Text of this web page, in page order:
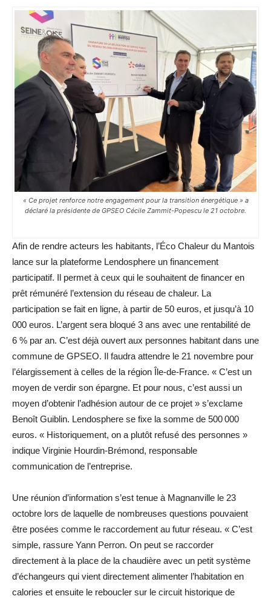
« Ce projet renforce notre engagement pour la transition énergétique » a
déclaré la présidente de GPSEO Cécile Zammit-Popescu le 21 octobre.
Afin de rendre acteurs les habitants, l’Éco Chaleur du Mantois
lance sur la plateforme Lendosphere un financement
participatif. Il permet à ceux qui le souhaitent de financer en
prêt rémunéré l’extension du réseau de chaleur. La
participation se fait en ligne, à partir de 50 euros, et jusqu’à 10
000 euros. L’argent sera bloqué 3 ans avec une rentabilité de
6 % par an. C’est déjà ouvert aux personnes habitant dans une
commune de GPSEO. Il faudra attendre le 21 novembre pour
l’élargissement à celles de la région Île-de-France. « C’est un
moyen de verdir son épargne. Et pour nous, c’est aussi un
moyen d’obtenir l’adhésion autour de ce projet » s’exclame
Benoît Guiblin. Lendosphere se fixe la somme de 500 000
euros. « Historiquement, on a plutôt refusé des personnes »
indique Virginie Hourdin-Brémond, responsable
communication de l’entreprise.
Une réunion d’information s’est tenue à Magnanville le 23
octobre lors de laquelle de nombreuses questions pouvaient
être posées comme le raccordement au futur réseau. « C’est
simple, rassure Yann Perron. On peut se raccorder
directement à la place de la chaudière avec un petit système
d’échangeurs qui vient directement alimenter l’habitation en
calories et ensuite le reboucler sur le circuit historique de